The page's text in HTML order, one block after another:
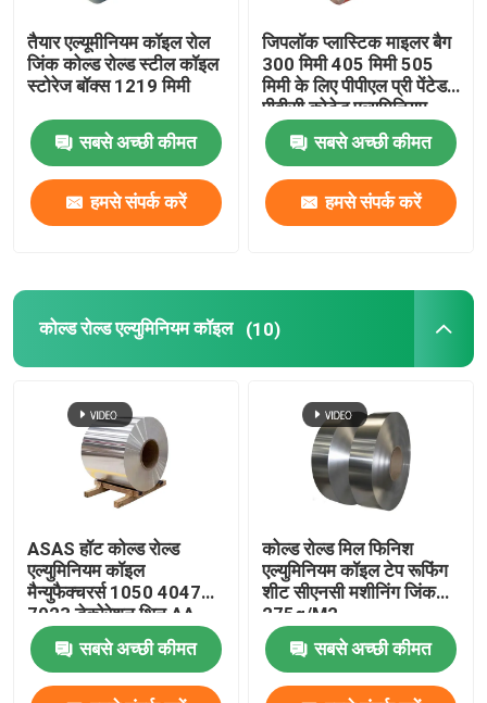
तैयार एल्यूमीनियम कॉइल रोल
जिंक कोल्ड रोल्ड स्टील कॉइल
स्टोरेज बॉक्स 1219 मिमी
सबसे अच्छी कीमत
हमसे संपर्क करें
जिपलॉक प्लास्टिक माइलर बैग
300 मिमी 405 मिमी 505
मिमी के लिए पीपीएल प्री पेंटेड
पीवीसी कोटेड एल्युमिनियम
कॉइल 1100
सबसे अच्छी कीमत
हमसे संपर्क करें
कोल्ड रोल्ड एल्युमिनियम कॉइल (10)
ASAS हॉट कोल्ड रोल्ड
एल्युमिनियम कॉइल
मैन्युफैक्चरर्स 1050 4047
7023 डेकोरेशन थिन AA
1110
सबसे अच्छी कीमत
कोल्ड रोल्ड मिल फिनिश
एल्युमिनियम कॉइल टेप रूफिंग
शीट सीएनसी मशीनिंग जिंक
275g/M2
सबसे अच्छी कीमत